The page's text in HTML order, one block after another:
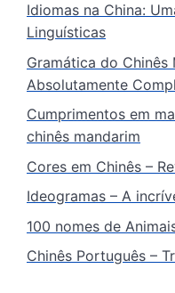
Idiomas na China:
Linguísticas
Gramática do Chinês
Absolutamente
Cumprimentos em
chinês mandarim
Cores em Chinês –
Ideogramas – A
100 nomes de
Chinês Português –